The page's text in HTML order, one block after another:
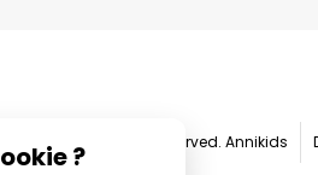
?
© 2026 All rights reserved. Annikids